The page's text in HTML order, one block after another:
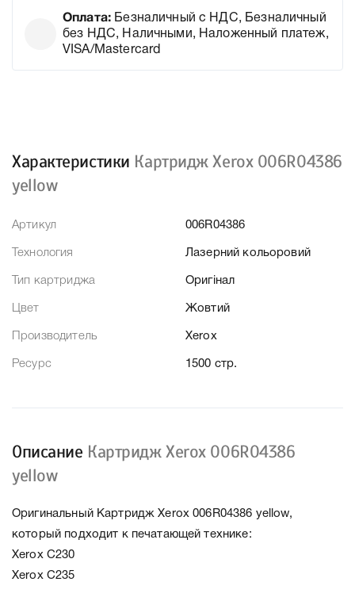
Оплата: Безналичный с НДС, Безналичный
без НДС, Наличными, Наложенный платеж,
VISA/Mastercard
Характеристики Картридж Xerox 006R04386
yellow
Артикул 006R04386
Технология Лазерний кольоровий
Тип картриджа Оригінал
Цвет Жовтий
Производитель Xerox
Ресурс 1500 стр.
Описание Картридж Xerox 006R04386
yellow
Оригинальный Картридж Xerox 006R04386 yellow,
который подходит к печатающей технике:
Xerox C230
Xerox C235